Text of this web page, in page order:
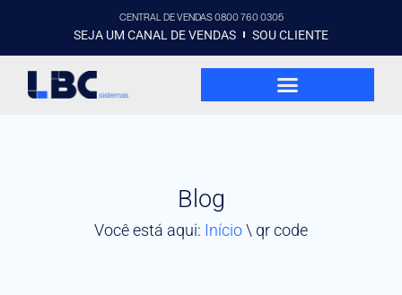
CENTRAL DE VENDAS 0800 760 0305
SEJA UM CANAL DE VENDAS SOU CLIENTE
Blog
Você está aqui: Início\ qr code